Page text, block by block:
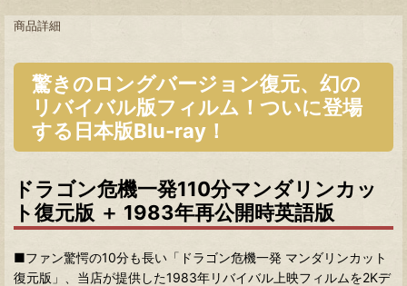
商品詳細
驚きのロングバージョン復元、幻の
リバイバル版フィルム！ついに登場
する日本版Blu-ray！
ドラゴン危機一発110分マンダリンカッ
ト復元版 ＋ 1983年再公開時英語版
■ファン驚愕の10分も長い「ドラゴン危機一発 マンダリンカット
復元版」、当店が提供した1983年リバイバル上映フィルムを2Kデ